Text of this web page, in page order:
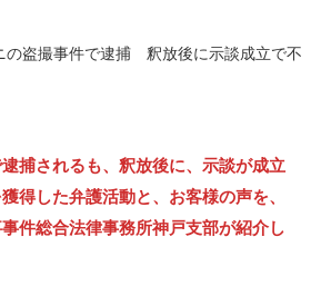
の盗撮事件で逮捕 釈放後に示談成立で不
捕されるも、釈放後に、示談が成立
得した弁護活動と、お客様の声を、
件総合法律事務所神戸支部が紹介し